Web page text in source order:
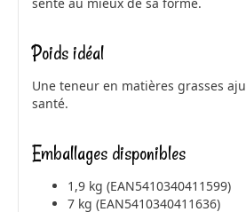
Poids idéal
Une teneur en matières grasses
santé.
Emballages disponibles
1,9 kg (EAN5410340411599)
7 kg (EAN5410340411636)